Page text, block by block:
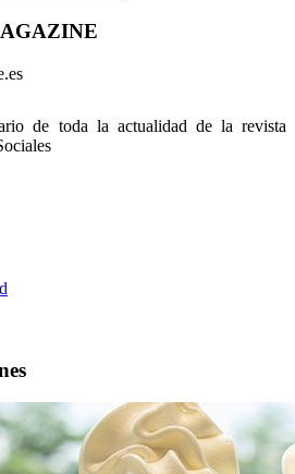
de toda la actualidad de la revista